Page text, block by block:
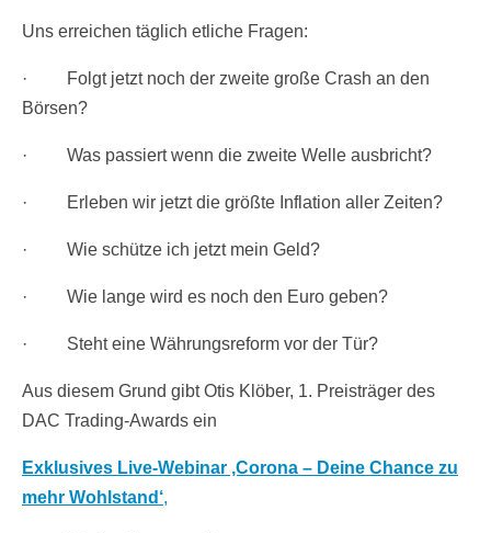
Uns erreichen täglich etliche Fragen:
· Folgt jetzt noch der zweite große Crash an den
Börsen?
· Was passiert wenn die zweite Welle ausbricht?
· Erleben wir jetzt die größte Inflation aller Zeiten?
· Wie schütze ich jetzt mein Geld?
· Wie lange wird es noch den Euro geben?
· Steht eine Währungsreform vor der Tür?
Aus diesem Grund gibt Otis Klöber, 1. Preisträger des
DAC Trading-Awards ein
Exklusives Live-Webinar ‚Corona – Deine Chance zu
mehr Wohlstand‘,